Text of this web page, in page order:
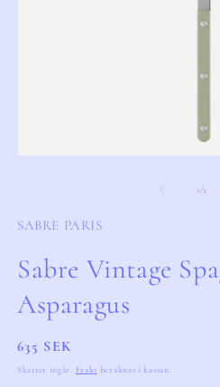
1/av2
SABRE PARIS
Sabre Vintage
Asparagus
Ordinarie
pris
635 SEK
Skatter ingår. Frakt beräknas i kassan.